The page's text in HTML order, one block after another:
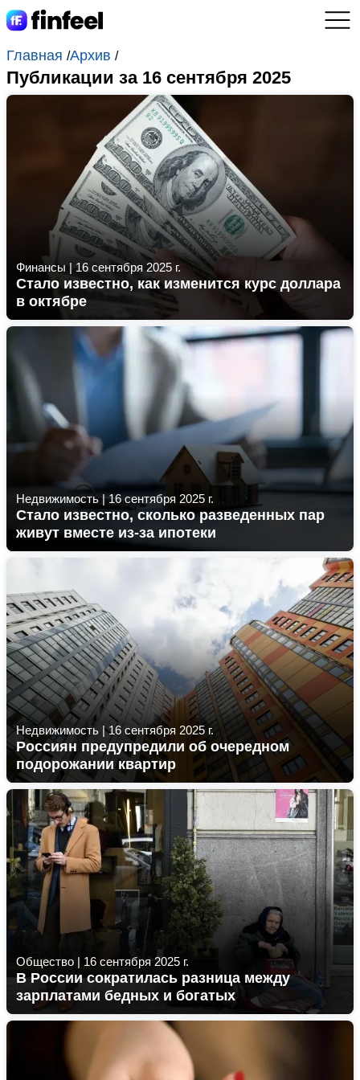
Главная /Архив /
Публикации за 16 сентября 2025
Финансы | 16 сентября 2025 г.
Стало известно, как изменится курс доллара
в октябре
Недвижимость|16 сентября 2025 г.
Стало известно, сколько разведенных пар
живут вместе из-за ипотеки
Недвижимость |16 сентября 2025 г.
Россиян предупредили об очередном
подорожании квартир
Общество | 16 сентября 2025 г.
В России сократилась разница между
зарплатами бедных и богатых